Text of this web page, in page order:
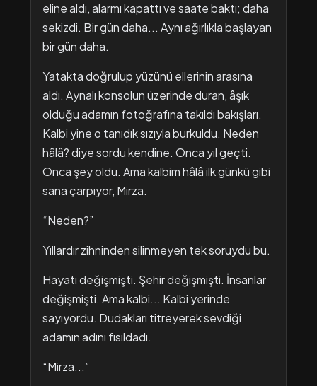
eline aldı, alarmı kapattı ve saate baktı; daha
sekizdi. Bir gün daha... Aynı ağırlıkla başlayan
bir gün daha.
Yatakta doğrulup yüzünü ellerinin arasına
aldı. Aynalı konsolun üzerinde duran, âşık
olduğu adamın fotoğrafına takıldı bakışları.
Kalbi yine o tanıdık sızıyla burkuldu. Neden
hâlâ? diye sordu kendine. Onca yıl geçti.
Onca şey oldu. Ama kalbim hâlâ ilk günkü gibi
sana çarpıyor, Mirza.
“Neden?”
Yıllardır zihninden silinmeyen tek soruydu bu.
Hayatı değişmişti. Şehir değişmişti. İnsanlar
değişmişti. Ama kalbi... Kalbi yerinde
sayıyordu. Dudakları titreyerek sevdiği
adamın adını fısıldadı.
“Mirza...”